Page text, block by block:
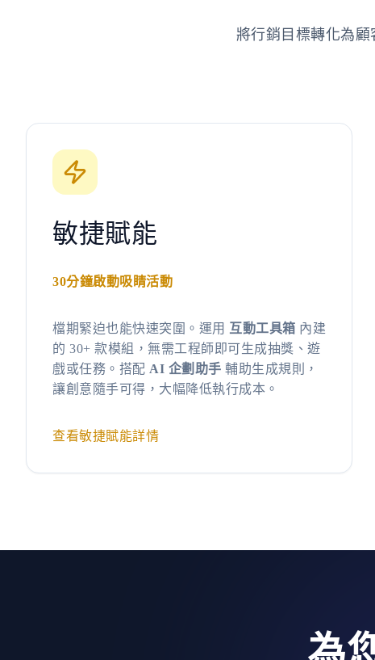
將行銷目標轉化為
敏捷賦能
30分鐘啟動吸睛活動
檔期緊迫也能快速突圍。運用 互動工具箱 內建
的 30+ 款模組，無需工程師即可生成抽獎、遊
戲或任務。搭配 AI 企劃助手 輔助生成規則，
讓創意隨手可得，大幅降低執行成本。
查看敏捷賦能詳情
為